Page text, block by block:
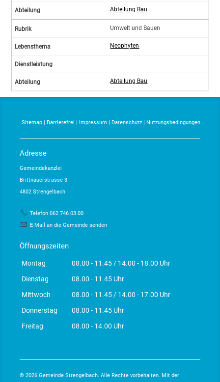
Abteilung Bau
Umwelt und Bauen
Neophyten
Abteilung Bau
Sitemap | Barrierefrei | Impressum | Datenschutz| Nutzungsbedingungen
Adresse
Gemeindekanzlei
Brittnauerstrasse 3
4802 Strengelbach
Telefon 062 746 03 00
E-Mail an die Gemeinde senden
Öffnungszeiten
Montag
08.00 - 11.45 / 14.00 - 18.00 Uhr
Dienstag
08.00 - 11.45 Uhr
Mittwoch
08.00 - 11.45 / 14.00 - 17.00 Uhr
Donnerstag
08.00 - 11.45 Uhr
Freitag
08.00 - 14.00 Uhr
© 2026 Gemeinde Strengelbach. Alle Rechte vorbehalten. Mit der